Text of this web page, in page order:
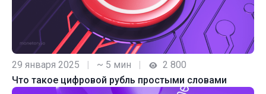
29 января 2025 ~ 5 мин
2 800
Что такое цифровой рубль простыми словами